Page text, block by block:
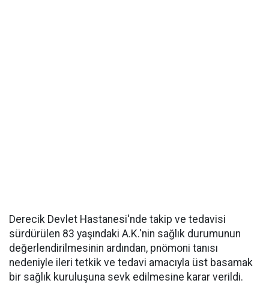
Derecik Devlet Hastanesi'nde takip ve tedavisi
sürdürülen 83 yaşındaki A.K.'nin sağlık durumunun
değerlendirilmesinin ardından, pnömoni tanısı
nedeniyle ileri tetkik ve tedavi amacıyla üst basamak
bir sağlık kuruluşuna sevk edilmesine karar verildi.